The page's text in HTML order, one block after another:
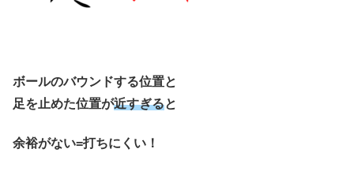
ボールのバウンドする位置と
足を止めた位置が近すぎると
余裕がない=打ちにくい！